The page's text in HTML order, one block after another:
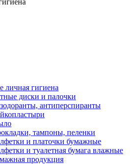
личная гигиена
диски и палочки
антиперспиранты
тампоны, пеленки
и платочки бумажные
и туалетная бумага влажные
продукция